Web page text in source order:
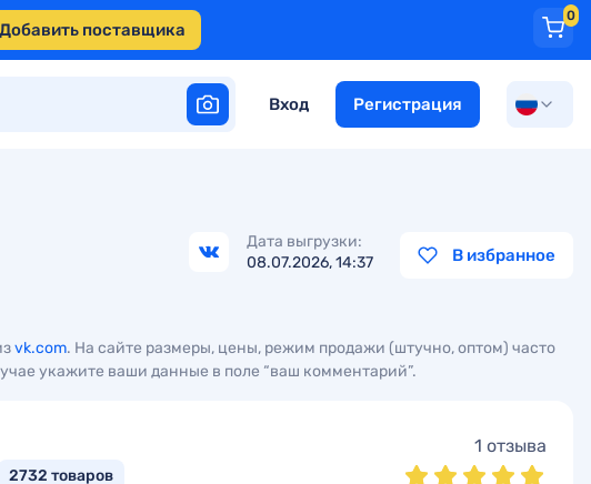
Добавить поставщика
0
Вход Регистрация
Дата выгрузки:
08.07.2026, 14:37
В избранное
vk.com. На сайте размеры, цены, режим продажи (штучно, оптом) часто
укажите ваши данные в поле “ваш комментарий”.
1 отзыва
2732 товаров